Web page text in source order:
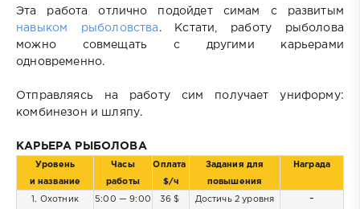
Эта работа отлично подойдет симам с развитым
навыком рыболовства . Кстати, работу рыболова
можно совмещать с другими карьерами
одновременно.
Отправляясь на работу сим получает униформу:
комбинезон и шляпу.
КАРЬЕРА РЫБОЛОВА
Уровень
и название
Часы
работы
Оплата
$/ч
Задания для
повышения
Награда
1. Охотник 5:00 — 9:00 36 $ Достичь 2 уровня -